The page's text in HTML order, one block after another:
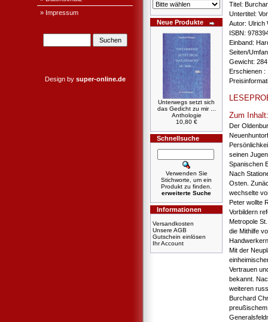
» Impressum
Design by super-online.de
Neue Produkte
Unterwegs setzt sich
das Gedicht zu mir ...
Anthologie
10,80 €
Schnellsuche
Verwenden Sie
Stichworte, um ein
Produkt zu finden.
erweiterte Suche
Informationen
Versandkosten
Unsere AGB
Gutschein einlösen
Ihr Account
Titel:
Untertitel:
Autor: Ulrich
ISBN:
Einband:
Seiten/
Gewicht:
Erschienen :
Zum Inhalt:
Der
seinen
Spanischen
Nach
Osten.
wechselte
Peter wollte
Vorbildern
Metropole
die Mithilfe
Mit der
Vertrauen
bekannt.
weiteren
Burchard
preußischem